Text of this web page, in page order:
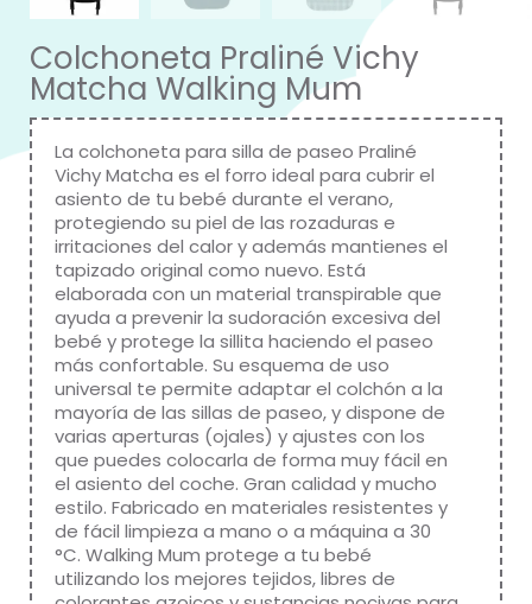
Colchoneta Praliné Vichy
Matcha Walking Mum
La colchoneta para silla de paseo Praliné
Vichy Matcha es el forro ideal para cubrir el
asiento de tu bebé durante el verano,
protegiendo su piel de las rozaduras e
irritaciones del calor y además mantienes el
tapizado original como nuevo. Está
elaborada con un material transpirable que
ayuda a prevenir la sudoración excesiva del
bebé y protege la sillita haciendo el paseo
más confortable. Su esquema de uso
universal te permite adaptar el colchón a la
mayoría de las sillas de paseo, y dispone de
varias aperturas (ojales) y ajustes con los
que puedes colocarla de forma muy fácil en
el asiento del coche. Gran calidad y mucho
estilo. Fabricado en materiales resistentes y
de fácil limpieza a mano o a máquina a 30
°C. Walking Mum protege a tu bebé
utilizando los mejores tejidos, libres de